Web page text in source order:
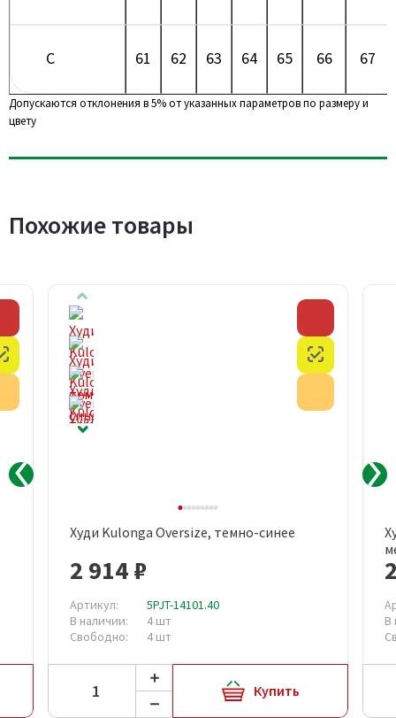
C 61 62 63 64 65 66 67
Допускаются отклонения в 5% от указанных параметров по размеру и
цвету
Похожие товары
Честный знак
Худи Kulonga Oversize, темно-синее
2 914 ₽
Артикул:
5PJT-14101.40
В наличии:
4 шт
Свободно:
4 шт
Купить
В